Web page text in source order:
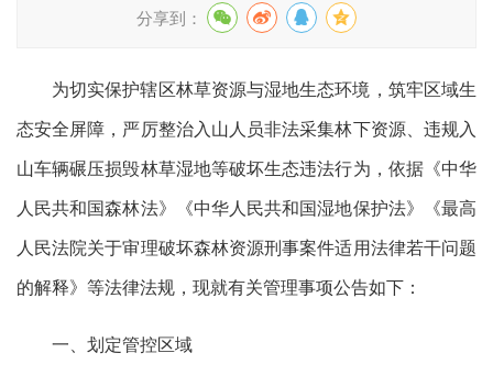
分享到：
为切实保护辖区林草资源与湿地生态环境，筑牢区域生
态安全屏障，严厉整治入山人员非法采集林下资源、 违规入
山车辆碾压损毁林草湿地等破坏生态违法行为，依据《中华
人民共和国森林法》《中华人民共和国湿地保护法》 《最高
人民法院关于审理破坏森林资源刑事案件适用法律若干问题
的解释》 等法律法规，现就有关管理事项公告如下：
一、划定管控区域